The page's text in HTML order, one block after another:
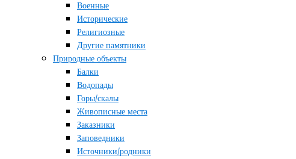
Военные
Исторические
Религиозные
Другие памятники
Природные объекты
Балки
Водопады
Горы/скалы
Живописные места
Заказники
Заповедники
Источники/родники